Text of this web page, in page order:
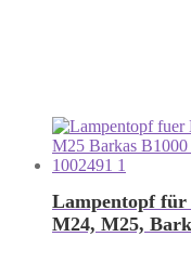
Lampentopf für
M24, M25,